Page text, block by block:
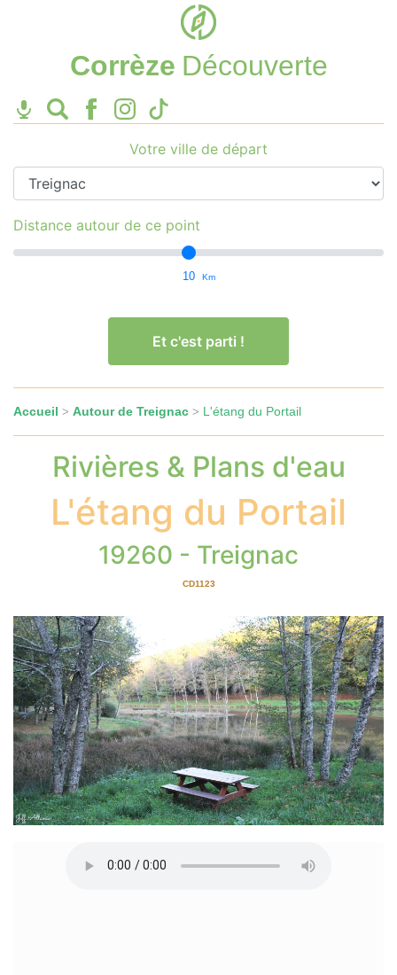
Corrèze Découverte
Votre ville de départ
Distance autour de ce point
10 Km
Et c'est parti !
Accueil > Autour de Treignac > L'étang du Portail
Rivières & Plans d'eau
L'étang du Portail
19260 - Treignac
CD1123